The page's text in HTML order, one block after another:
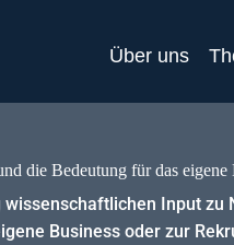
Über uns
die Bedeutung für das
Input
Business oder zur